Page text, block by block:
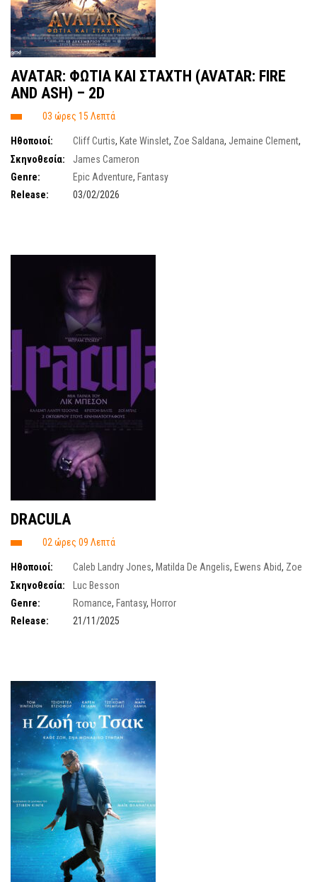
AVATAR: ΦΩΤΙΑ ΚΑΙ ΣΤΑΧΤΗ (AVATAR: FIRE
AND ASH) – 2D
03 ώρες 15 Λεπτά
Ηθοποιοί: Cliff Curtis, Kate Winslet, Zoe Saldana, Jemaine Clement,
Edie Falco,David Thewlis,Sigourney Weaver
Worthington
Σκηνοθεσία:
James Cameron
Genre:
Epic Adventure, Fantasy
Release:
03/02/2026
DRACULA
02 ώρες 09 Λεπτά
Ηθοποιοί: Caleb Landry Jones, Matilda De Angelis, Ewens Abid, Zoe
Bleu,Christoph Waltz
Σκηνοθεσία:
Luc Besson
Genre:
Romance, Fantasy, Horror
Release:
21/11/2025